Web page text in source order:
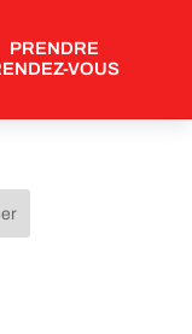
PRENDRE
VOUS